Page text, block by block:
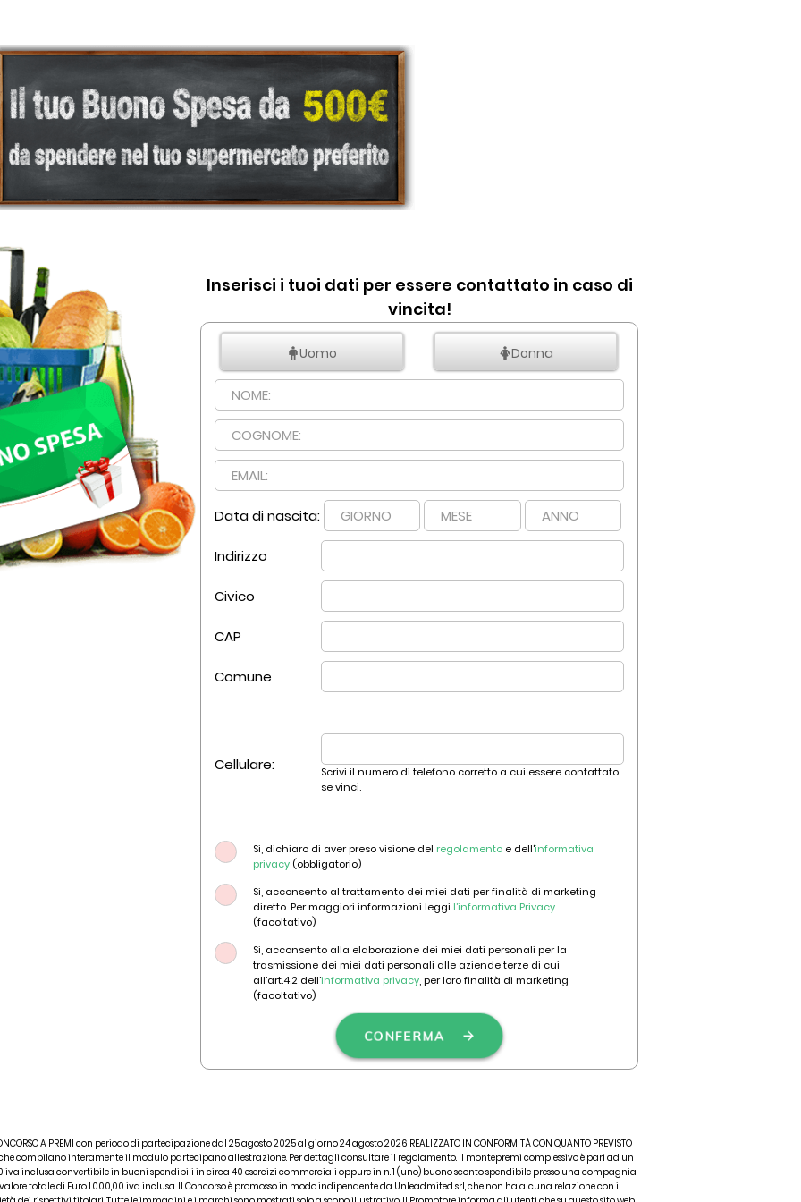
Inserisci i tuoi dati per essere contattato in caso di
vincita!
Uomo Donna
Data di nascita:
Indirizzo
Civico
CAP
Comune
Cellulare:
Scrivi il numero di telefono corretto a cui essere contattato
se vinci.
Si, dichiaro di aver preso visione del regolamento e dell'informativa
privacy (obbligatorio)
Si, acconsento al trattamento dei miei dati per finalità di marketing
diretto. Per maggiori informazioni leggi l’informativa Privacy
(facoltativo)
Si, acconsento alla elaborazione dei miei dati personali per la
trasmissione dei miei dati personali alle aziende terze di cui
all’art.4.2 dell’informativa privacy , per loro finalità di marketing
(facoltativo)
CONFERMA
A PREMI con periodo di partecipazione dal 25 agosto 2025 al giorno 24 agosto 2026 REALIZZATO IN CONFORMITÀ CON QUANTO PREVISTO
che compilano interamente il modulo partecipano all'estrazione. Per dettagli consultare il regolamento. Il montepremi complessivo è pari ad un
iva inclusa convertibile in buoni spendibili in circa 40 esercizi commerciali oppure in n. 1 (uno) buono sconto spendibile presso una compagnia
totale di Euro 1.000,00 iva inclusa. Il Concorso è promosso in modo indipendente da Unleadmited srl, che non ha alcuna relazione con i